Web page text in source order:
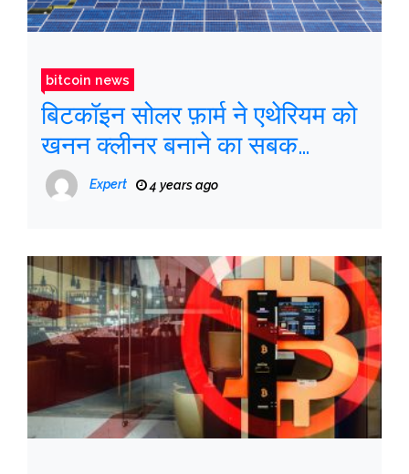
bitcoin news
बिटकॉइन सोलर फ़ार्म ने एथेरियम को
खनन क्लीनर बनाने का सबक
सिखायाExpert 4 years ago